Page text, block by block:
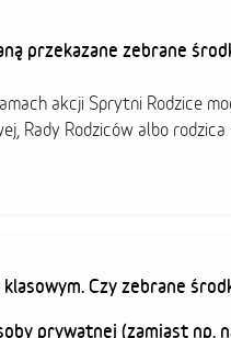
przekazane zebrane
akcji Sprytni Rodzice
Rady Rodziców albo
Czy zebrane
prywatnej (zamiast np.